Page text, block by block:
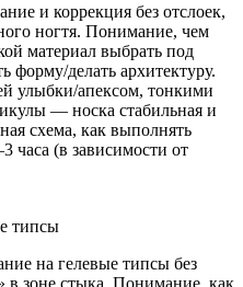
и коррекция без отслоек,
ногтя. Понимание, чем
материал выбрать под
форму/делать архитектуру.
улыбки/апексом, тонкими
— носка стабильная и
схема, как выполнять
часа (в зависимости от
типсы
на гелевые типсы без
в зоне стыка. Понимание, как